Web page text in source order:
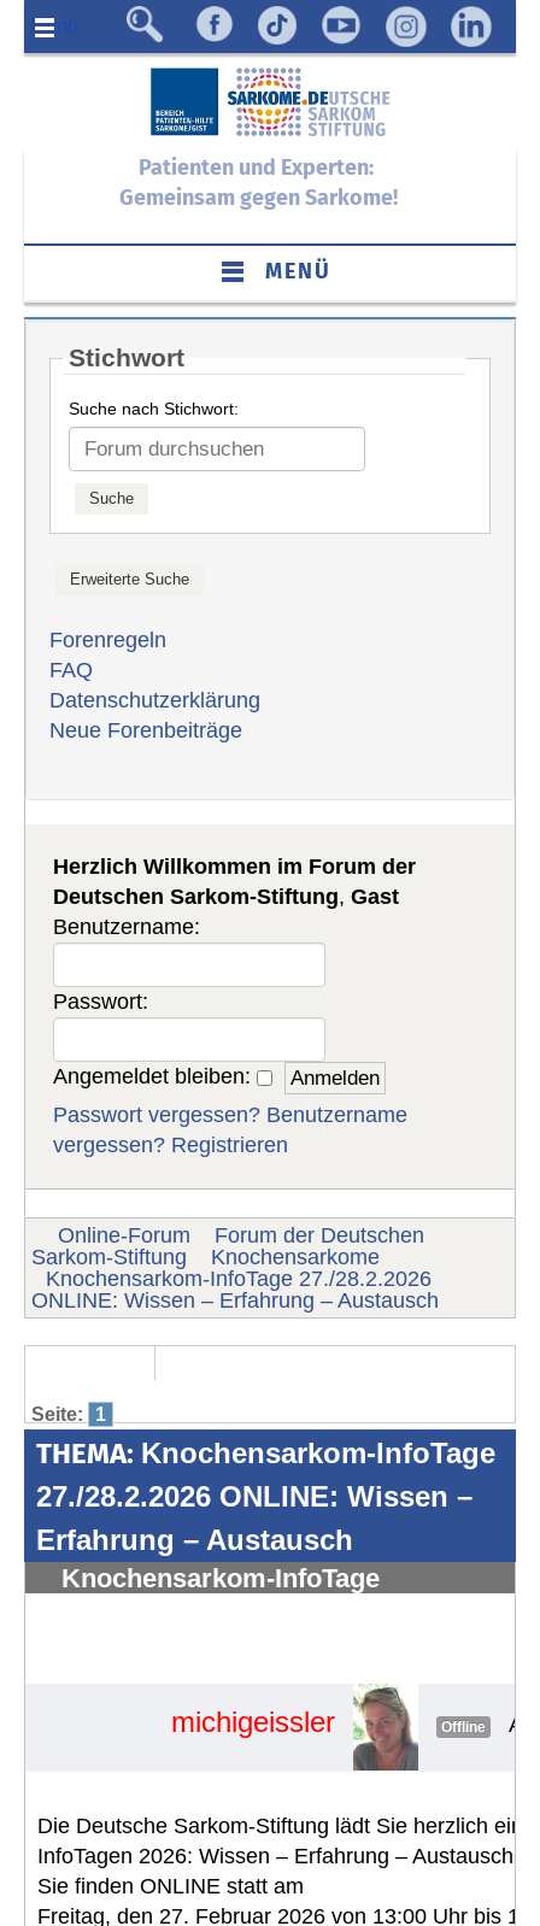
Menü
Patienten und Experten:
Gemeinsam gegen Sarkome!
MENÜ
Stichwort
Suche nach Stichwort:
Forenregeln
FAQ
Datenschutzerklärung
Neue Forenbeiträge
Herzlich Willkommen im Forum der
Deutschen Sarkom-Stiftung,Gast
Benutzername:
Passwort:
Angemeldet bleiben:
Passwort vergessen? Benutzername
vergessen? Registrieren
Online-Forum
Forum der Deutschen
Sarkom-Stiftung
Knochensarkome
Knochensarkom-InfoTage 27./28.2.2026
ONLINE: Wissen – Erfahrung – Austausch
Seite: 1
THEMA: Knochensarkom-InfoTage
27./28.2.2026 ONLINE: Wissen –
Erfahrung – Austausch
Knochensarkom-InfoTage
michigeissler Offline
Die Deutsche Sarkom-Stiftung lädt Sie herzlich ein
InfoTagen 2026: Wissen – Erfahrung – Austausch
Sie finden ONLINE statt am
Freitag, den 27. Februar 2026 von 13:00 Uhr bis